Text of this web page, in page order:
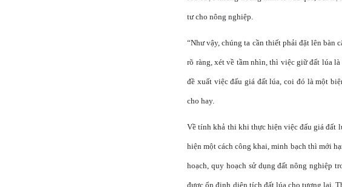
tư cho nông nghiệp.
“Như vậy, chúng ta cần thiết phải đặt lên bàn
rõ ràng, xét về tầm nhìn, thì việc giữ đất lúa
đề xuất việc đấu giá đất lúa, coi đó là một
cho hay.
Về tính khả thi khi thực hiện việc đấu giá đất
hiện một cách công khai, minh bạch thì mới
hoạch, quy hoạch sử dụng đất nông nghiệp
được ổn định diện tích đất lúa cho tương lai.